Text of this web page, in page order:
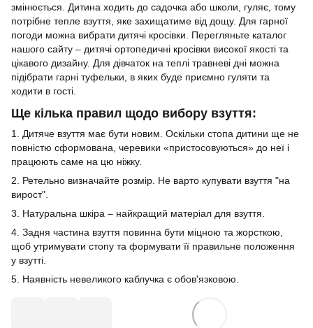
змінюється. Дитина ходить до садочка або школи, гуляє, тому
потрібне тепле взуття, яке захищатиме від дощу. Для гарної
погоди можна вибрати дитячі кросівки. Перегляньте каталог
нашого сайту – дитячі ортопедичні кросівки високої якості та
цікавого дизайну. Для дівчаток на теплі травневі дні можна
підібрати гарні туфельки, в яких буде приємно гуляти та
ходити в гості.
Ще кілька правил щодо вибору взуття:
1. Дитяче взуття має бути новим. Оскільки стопа дитини ще не
повністю сформована, черевики «пристосовуються» до неї і
працюють саме на цю ніжку.
2. Ретельно визначайте розмір. Не варто купувати взуття "на
вирост".
3. Натуральна шкіра – найкращий матеріал для взуття.
4. Задня частина взуття повинна бути міцною та жорсткою,
щоб утримувати стопу та формувати її правильне положення
у взутті.
5. Наявність невеликого каблучка є обов'язковою.